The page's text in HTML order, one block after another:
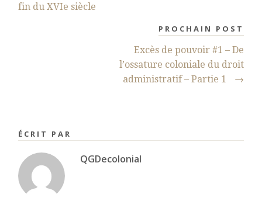
fin du XVIe siècle
PROCHAIN POST
Excès de pouvoir #1 – De
l’ossature coloniale du droit
administratif – Partie 1
→
ÉCRIT PAR
QGDecolonial